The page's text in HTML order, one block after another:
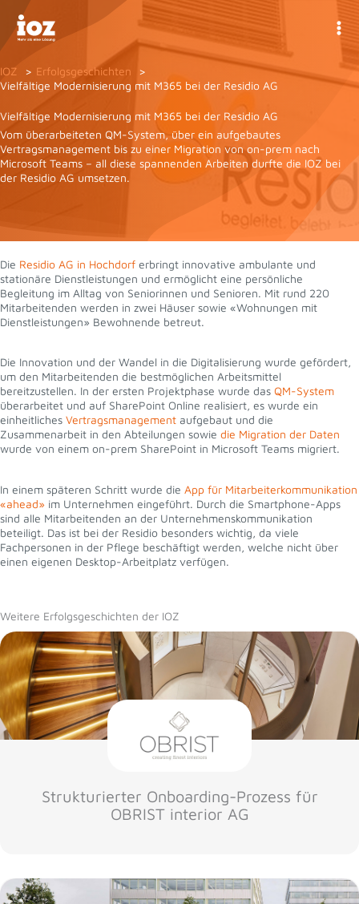
Inhalt
springen
IOZ
Erfolgsgeschichten
Vielfältige Modernisierung mit M365 bei der Residio AG
Vielfältige Modernisierung mit M365 bei der Residio AG
Vom überarbeiteten QM-System, über ein aufgebautes
Vertragsmanagement bis zu einer Migration von on-prem nach
Microsoft Teams – all diese spannenden Arbeiten durfte die IOZ bei
der Residio AG umsetzen.
Die Residio AG in Hochdorf erbringt innovative ambulante und
stationäre Dienstleistungen und ermöglicht eine persönliche
Begleitung im Alltag von Seniorinnen und Senioren. Mit rund 220
Mitarbeitenden werden in zwei Häuser sowie «Wohnungen mit
Dienstleistungen» Bewohnende betreut.
Die Innovation und der Wandel in die Digitalisierung wurde gefördert,
um den Mitarbeitenden die bestmöglichen Arbeitsmittel
bereitzustellen. In der ersten Projektphase wurde das QM-System
überarbeitet und auf SharePoint Online realisiert, es wurde ein
einheitliches Vertragsmanagement aufgebaut und die
Zusammenarbeit in den Abteilungen sowie die Migration der Daten
wurde von einem on-prem SharePoint in Microsoft Teams migriert.
In einem späteren Schritt wurde die App für Mitarbeiterkommunikation
«ahead» im Unternehmen eingeführt. Durch die Smartphone-Apps
sind alle Mitarbeitenden an der Unternehmenskommunikation
beteiligt. Das ist bei der Residio besonders wichtig, da viele
Fachpersonen in der Pflege beschäftigt werden, welche nicht über
einen eigenen Desktop-Arbeitplatz verfügen.
Weitere Erfolgsgeschichten der IOZ
Strukturierter Onboarding-Prozess für
OBRIST interior AG